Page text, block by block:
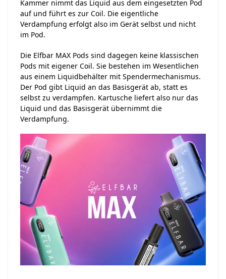
Kammer nimmt das Liquid aus dem eingesetzten Pod
auf und führt es zur Coil. Die eigentliche
Verdampfung erfolgt also im Gerät selbst und nicht
im Pod.
Die Elfbar MAX Pods sind dagegen keine klassischen
Pods mit eigener Coil. Sie bestehen im Wesentlichen
aus einem Liquidbehälter mit Spendermechanismus.
Der Pod gibt Liquid an das Basisgerät ab, statt es
selbst zu verdampfen. Kartusche liefert also nur das
Liquid und das Basisgerät übernimmt die
Verdampfung.